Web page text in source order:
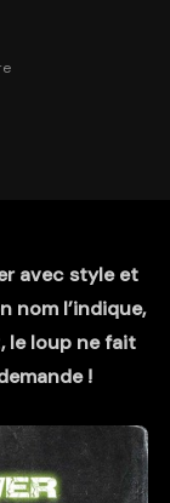
avec style et
nom l’indique,
le loup ne fait
!